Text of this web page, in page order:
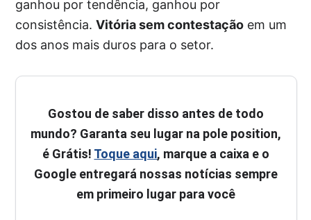
ganhou por tendência, ganhou por
consistência.Vitória sem contestação em um
dos anos mais duros para o setor.
Gostou de saber disso antes de todo
mundo? Garanta seu lugar na pole position,
é Grátis! Toque aqui, marque a caixa e o
Google entregará nossas notícias sempre
em primeiro lugar para você